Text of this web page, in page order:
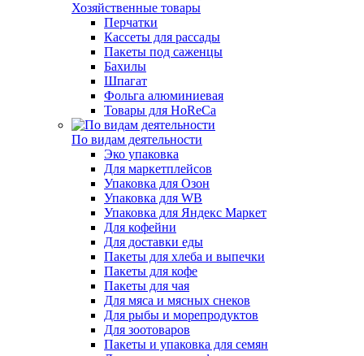
Хозяйственные товары
Перчатки
Кассеты для рассады
Пакеты под саженцы
Бахилы
Шпагат
Фольга алюминиевая
Товары для HoReCa
По видам деятельности
Эко упаковка
Для маркетплейсов
Упаковка для Озон
Упаковка для WB
Упаковка для Яндекс Маркет
Для кофейни
Для доставки еды
Пакеты для хлеба и выпечки
Пакеты для кофе
Пакеты для чая
Для мяса и мясных снеков
Для рыбы и морепродуктов
Для зоотоваров
Пакеты и упаковка для семян